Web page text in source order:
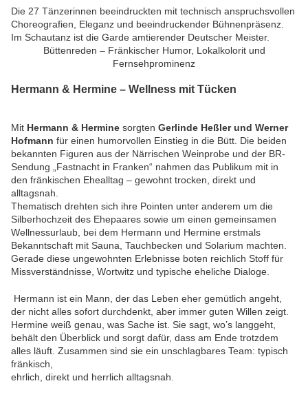
Die 27 Tänzerinnen beeindruckten mit technisch anspruchsvollen
Choreografien, Eleganz und beeindruckender Bühnenpräsenz.
Im Schautanz ist die Garde amtierender Deutscher Meister.
Büttenreden – Fränkischer Humor, Lokalkolorit und
Fernsehprominenz
Hermann & Hermine – Wellness mit Tücken
Mit Hermann & Hermine sorgten Gerlinde Heßler und Werner
Hofmann für einen humorvollen Einstieg in die Bütt. Die beiden
bekannten Figuren aus der Närrischen Weinprobe und der BR-
Sendung „Fastnacht in Franken“ nahmen das Publikum mit in
den fränkischen Ehealltag – gewohnt trocken, direkt und
alltagsnah.
Thematisch drehten sich ihre Pointen unter anderem um die
Silberhochzeit des Ehepaares sowie um einen gemeinsamen
Wellnessurlaub, bei dem Hermann und Hermine erstmals
Bekanntschaft mit Sauna, Tauchbecken und Solarium machten.
Gerade diese ungewohnten Erlebnisse boten reichlich Stoff für
Missverständnisse, Wortwitz und typische eheliche Dialoge.
Hermann ist ein Mann, der das Leben eher gemütlich angeht,
der nicht alles sofort durchdenkt, aber immer guten Willen zeigt.
Hermine weiß genau, was Sache ist. Sie sagt, wo’s langgeht,
behält den Überblick und sorgt dafür, dass am Ende trotzdem
alles läuft. Zusammen sind sie ein unschlagbares Team: typisch
fränkisch,
ehrlich, direkt und herrlich alltagsnah.